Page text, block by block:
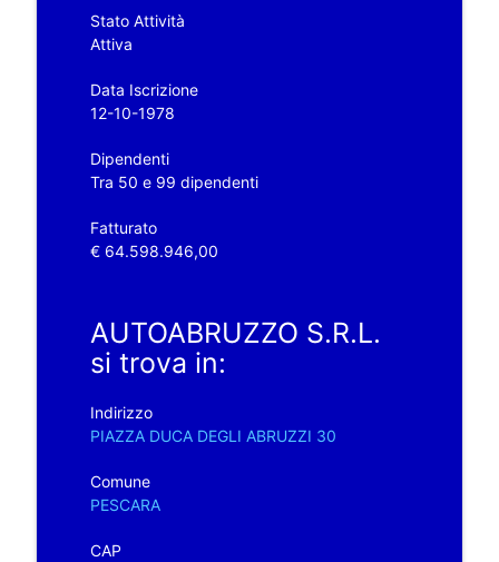
Stato Attività
Attiva
Data Iscrizione
12-10-1978
Dipendenti
Tra 50 e 99 dipendenti
Fatturato
€ 64.598.946,00
AUTOABRUZZO S.R.L.
si trova in:
Indirizzo
PIAZZA DUCA DEGLI ABRUZZI 30
Comune
PESCARA
CAP